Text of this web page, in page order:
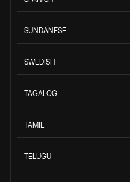
SUNDANESE
SWEDISH
TAGALOG
TAMIL
TELUGU